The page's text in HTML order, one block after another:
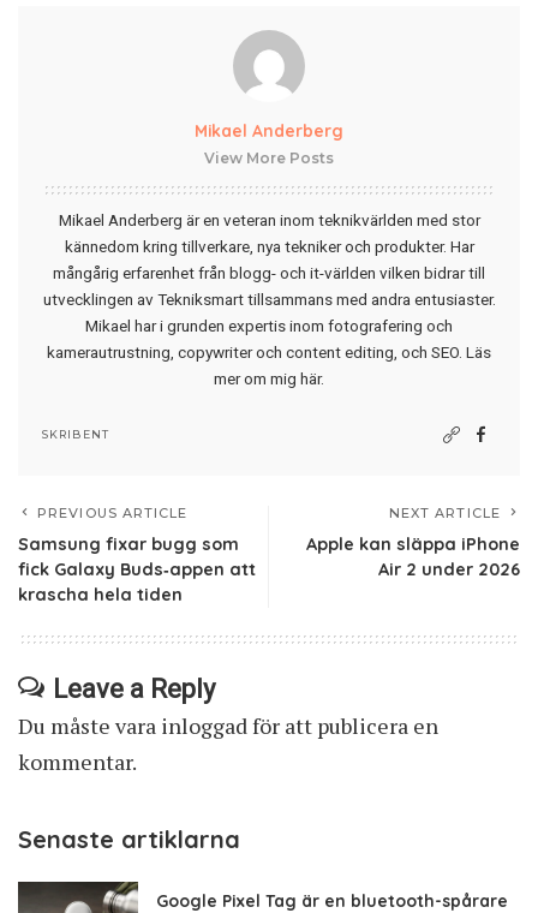
Mikael Anderberg
View More Posts
Mikael Anderberg är en veteran inom teknikvärlden med stor
kännedom kring tillverkare, nya tekniker och produkter. Har
mångårig erfarenhet från blogg- och it-världen vilken bidrar till
utvecklingen av Tekniksmart tillsammans med andra entusiaster.
Mikael har i grunden expertis inom fotografering och
kamerautrustning, copywriter och content editing, och SEO. Läs
mer om mig här.
SKRIBENT
PREVIOUS ARTICLE
Samsung fixar bugg som
fick Galaxy Buds‑appen att
krascha hela tiden
NEXT ARTICLE
Apple kan släppa iPhone
Air 2 under 2026
Leave a Reply
Du måste vara inloggadför att publicera en
kommentar.
Senaste artiklarna
Google Pixel Tag är en bluetooth-spårare